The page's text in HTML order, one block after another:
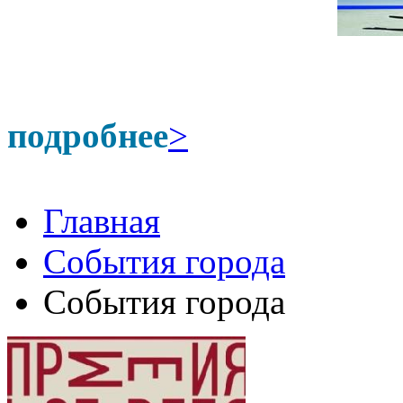
подробнее>
Главная
События города
События города